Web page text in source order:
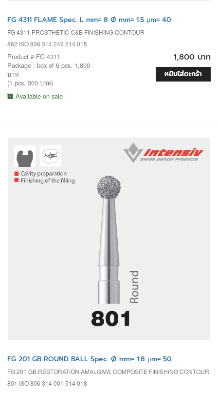
FG 4311 FLAME Spec. L mm= 8 Ø mm= 1.5 µm= 40
FG 4311 PROSTHETIC C&B FINISHING CONTOUR
862 ISO 806 314 249 514 015
Product # FG 4311
Package : box of 6 pcs. 1,800
บาท
(1 pcs. 300 บาท)
Available on sale
1,800 บาท
หยิบใส่ตะกร้า
FG 201 GB ROUND BALL Spec. Ø mm= 1.8 µm= 50
FG 201 GB RESTORATION AMALGAM, COMPOSITE FINISHING CONTOUR
801 ISO 806 314 001 514 018